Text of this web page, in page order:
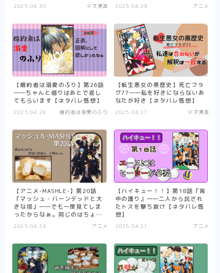
その他
少女漫画
転生悪女の黒歴史
推したいしております
婚約者は溺愛のふり
死に戻り令嬢のルチェッタ
末永くよろしくお願いします
そのメイド、危険につき
その他
単発紹介
アニメ
ハイキュー！！
夏目友人帳
WIND BREAKER
2025.04.30 少女漫画 2025.04.29 アニメ
【婚約者は溺愛のふり】第26話
――ちゃんと借りはあとで返し
てもらいます【ネタバレ感想】
2025.04.28 婚約者は溺愛のふり
【転生悪女の黒歴史】死亡フラ
グ77――私を好きにならないあ
なたが好き【ネタバレ感想】
2025.04.27 少女漫画
【アニメ-MASHLE-】第20話
『マッシュ・バーンデッドと大
きな塔』――でも一度見てしま
ったからなぁ。同じのはちょっ
2025.04.24 アニメ
【ハイキュー！！】第18話『背
中の護り』――二人から託され
たトスを撃ち抜け【ネタバレ感
想】
2025.04.21 アニメ